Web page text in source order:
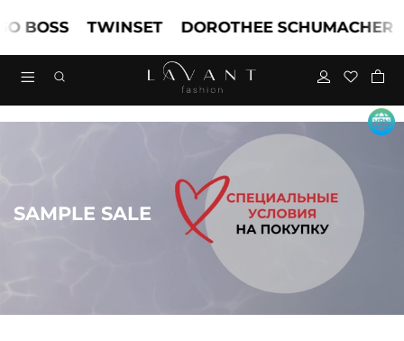
TWINSET DOROTHEE SCHUMACHER
SAMPLE SALE